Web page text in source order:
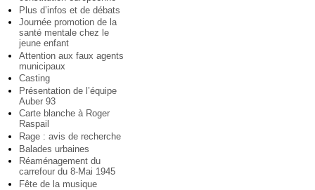
Plus d’infos et de débats
Journée promotion de la
santé mentale chez le
jeune enfant
Attention aux faux agents
municipaux
Casting
Présentation de l’équipe
Auber 93
Carte blanche à Roger
Raspail
Rage : avis de recherche
Balades urbaines
Réaménagement du
carrefour du 8-Mai 1945
Fête de la musique